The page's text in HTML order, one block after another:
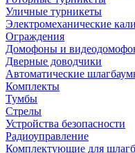
Уличные турникеты
Электромеханические
Ограждения
Домофоны и
Дверные доводчики
Автоматические
Комплекты
Тумбы
Стрелы
Устройства безопасности
Радиоуправление
Комплектующие для